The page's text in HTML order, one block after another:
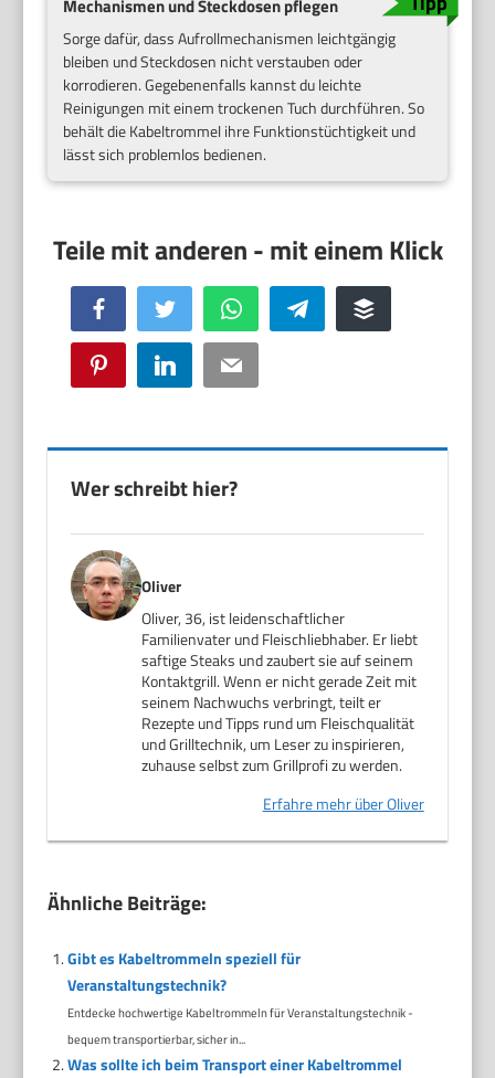
Mechanismen und Steckdosen pflegen
Sorge dafür, dass Aufrollmechanismen leichtgängig
bleiben und Steckdosen nicht verstauben oder
korrodieren. Gegebenenfalls kannst du leichte
Reinigungen mit einem trockenen Tuch durchführen. So
behält die Kabeltrommel ihre Funktionstüchtigkeit und
lässt sich problemlos bedienen.
Facebook Twitter WhatsApp Telegram Buffer
Pinterest LinkedIn Email
Wer schreibt hier?
Oliver
Oliver, 36, ist leidenschaftlicher
Familienvater und Fleischliebhaber. Er liebt
saftige Steaks und zaubert sie auf seinem
Kontaktgrill. Wenn er nicht gerade Zeit mit
seinem Nachwuchs verbringt, teilt er
Rezepte und Tipps rund um Fleischqualität
und Grilltechnik, um Leser zu inspirieren,
zuhause selbst zum Grillprofi zu werden.
Erfahre mehr über Oliver
Ähnliche Beiträge:
Gibt es Kabeltrommeln speziell für
Veranstaltungstechnik?
Entdecke hochwertige Kabeltrommeln für Veranstaltungstechnik -
bequem transportierbar, sicher in...
Was sollte ich beim Transport einer Kabeltrommel